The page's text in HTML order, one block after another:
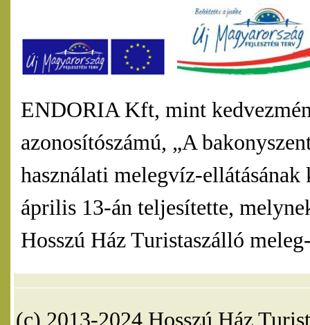
ENDORIA Kft, mint
azonosítószámú, „A
használati melegvíz-
április 13-án teljesítette,
Hosszú Ház Turistaszálló
(c) 2013-2024 Hosszú Ház